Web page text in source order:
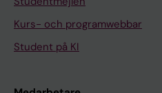
Kurs- och programwebbar
Student på KI